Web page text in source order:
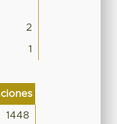
2
1
1448